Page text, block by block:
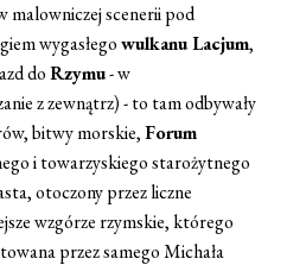
malowniczej scenerii pod
wygasłegowulkanu Lacjum,
doRzymu- w
z zewnątrz) - to tam odbywały
bitwy morskie,Forum
i towarzyskiego starożytnego
otoczony przez liczne
wzgórze rzymskie, którego
przez samego Michała